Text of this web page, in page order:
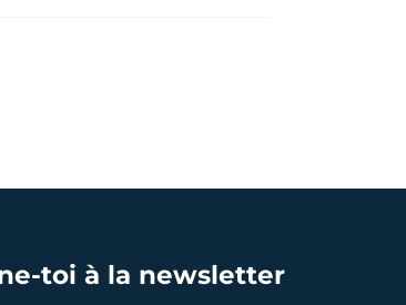
toi à la newsletter